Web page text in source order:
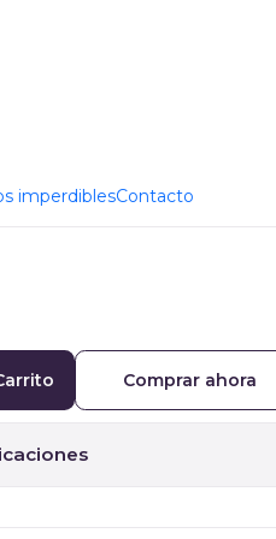
imperdiblesContacto
Calibre 55
Comprar ahora